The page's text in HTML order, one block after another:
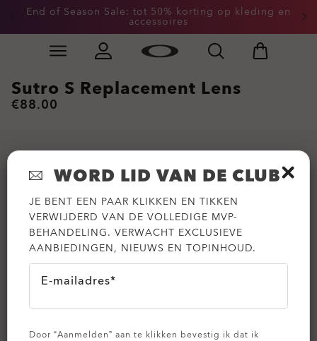
Skip to
Ontvang -20% op Custom-brillen
End of Season Sale: tot 50% korting op kleding en
accessoires
Slide 2 of 3. End of Season Sale: tot 50% korting op
Sutro S Replacement Lens
€88.00
WORD LID VAN DE CLUB
JE BENT EEN PAAR KLIKKEN EN TIKKEN
VERWIJDERD VAN DE VOLLEDIGE MVP-
BEHANDELING. VERWACHT EXCLUSIEVE
AANBIEDINGEN, NIEUWS EN TOPINHOUD.
E-mailadres*
Door “Aanmelden” aan te klikken bevestig ik dat ik